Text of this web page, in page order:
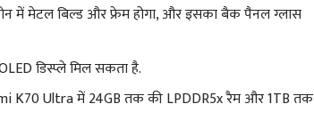
में मेटल बिल्ड और फ्रेम होगा, और इसका बैक पैनल ग्लास
डिस्प्ले मिल सकता है.
K70 Ultra में 24GB तक की LPDDR5x रैम और 1TB तक